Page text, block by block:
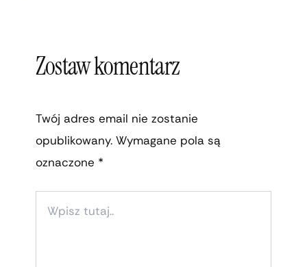
Zostaw komentarz
Twój adres email nie zostanie
opublikowany. Wymagane pola są
oznaczone *
TUTAJ..